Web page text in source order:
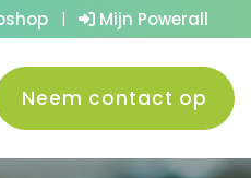
| Mijn Powerall
Neem contact op